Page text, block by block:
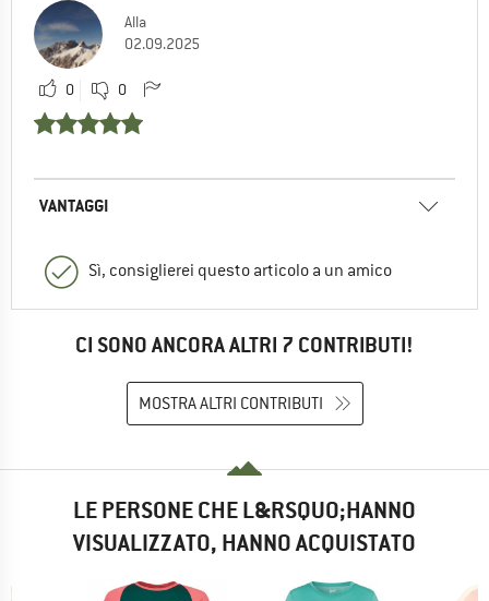
Alla
02.09.2025
0 0
VANTAGGI
Sì, consiglierei questo articolo a un amico
CI SONO ANCORA ALTRI 7 CONTRIBUTI!
MOSTRA ALTRI CONTRIBUTI
LE PERSONE CHE L&RSQUO;HANNO
VISUALIZZATO, HANNO ACQUISTATO